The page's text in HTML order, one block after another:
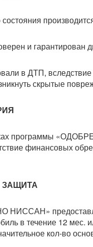
и гарантирован
в ДТП,
скрытые
программы
финансовых
ЗАЩИТА
в течение 12 мес.
кол-во